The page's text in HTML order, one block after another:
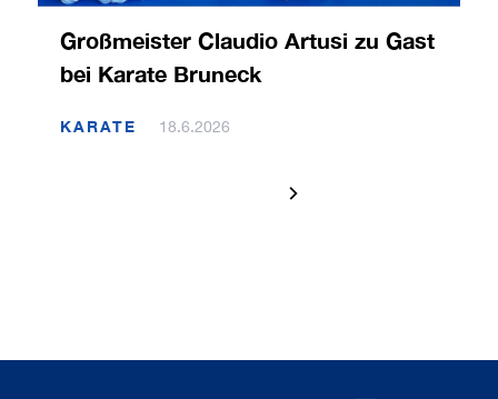
Großmeister Claudio Artusi zu Gast
bei Karate Bruneck
KARATE 18.6.2026